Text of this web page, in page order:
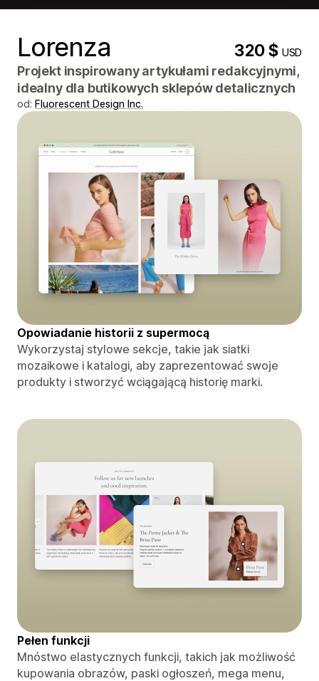
Lorenza 320 $USD
Projekt inspirowany artykułami redakcyjnymi,
idealny dla butikowych sklepów detalicznych
od: Fluorescent Design Inc.
Opowiadanie historii z supermocą
Wykorzystaj stylowe sekcje, takie jak siatki
mozaikowe i katalogi, aby zaprezentować swoje
produkty i stworzyć wciągającą historię marki.
Pełen funkcji
Mnóstwo elastycznych funkcji, takich jak możliwość
kupowania obrazów, paski ogłoszeń, mega menu,